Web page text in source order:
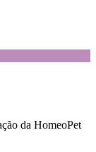
da HomeoPet